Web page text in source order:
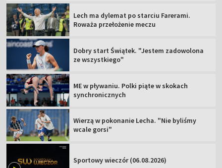
Lech ma dylemat po starciu Farerami.
Roważa przełożenie meczu
Dobry start Świątek. "Jestem zadowolona
ze wszystkiego"
ME w pływaniu. Polki piąte w skokach
synchronicznych
Wierzą w pokonanie Lecha. "Nie byliśmy
wcale gorsi"
Sportowy wieczór (06.08.2026)